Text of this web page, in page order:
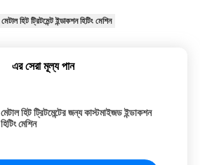
মেটাল হিট ট্রিটমেন্ট ইন্ডাকশন হিটিং মেশিন
এর সেরা মূল্য পান
মেটাল হিট ট্রিটমেন্টের জন্য কাস্টমাইজড ইন্ডাকশন
হিটিং মেশিন